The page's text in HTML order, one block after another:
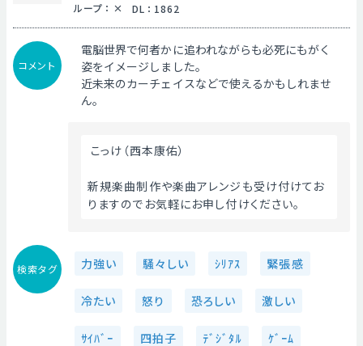
ループ ： DL ： 1862
コメント
電脳世界で何者かに追われながらも必死にもがく
姿をイメージしました。
近未来のカーチェイスなどで使えるかもしれませ
ん。
こっけ（西本康佑）
新規楽曲制作や楽曲アレンジも受け付けてお
りますのでお気軽にお申し付けください。
検索タグ 力強い 騒々しい ｼﾘｱｽ 緊張感
冷たい 怒り 恐ろしい 激しい
ｻｲﾊﾞｰ 四拍子 ﾃﾞｼﾞﾀﾙ ｹﾞｰﾑ